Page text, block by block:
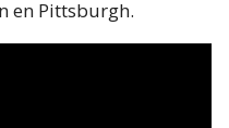
en Pittsburgh.